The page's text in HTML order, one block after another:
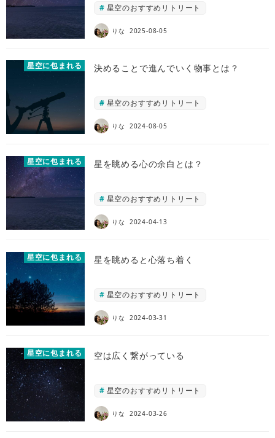
星空のおすすめリトリート
りな 2025-08-05
星空に包まれる 決めることで進んでいく物事とは？
星空のおすすめリトリート
りな 2024-08-05
星空に包まれる 星を眺める心の余白とは？
星空のおすすめリトリート
りな 2024-04-13
星空に包まれる 星を眺めると心落ち着く
星空のおすすめリトリート
りな 2024-03-31
星空に包まれる 空は広く繋がっている
星空のおすすめリトリート
りな 2024-03-26